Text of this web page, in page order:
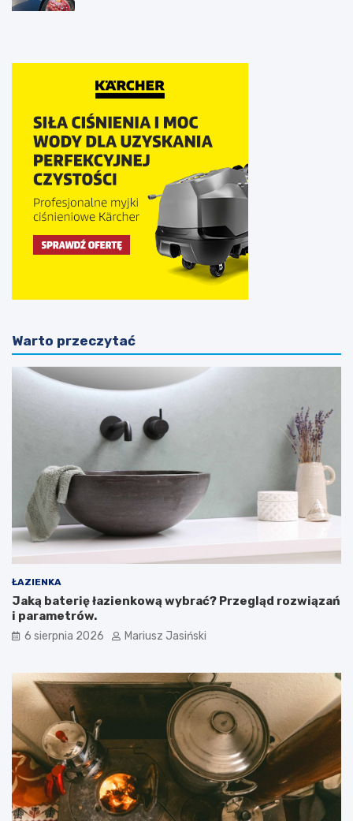
Warto przeczytać
ŁAZIENKA
Jaką baterię łazienkową wybrać? Przegląd rozwiązań
i parametrów.
6 sierpnia 2026 Mariusz Jasiński